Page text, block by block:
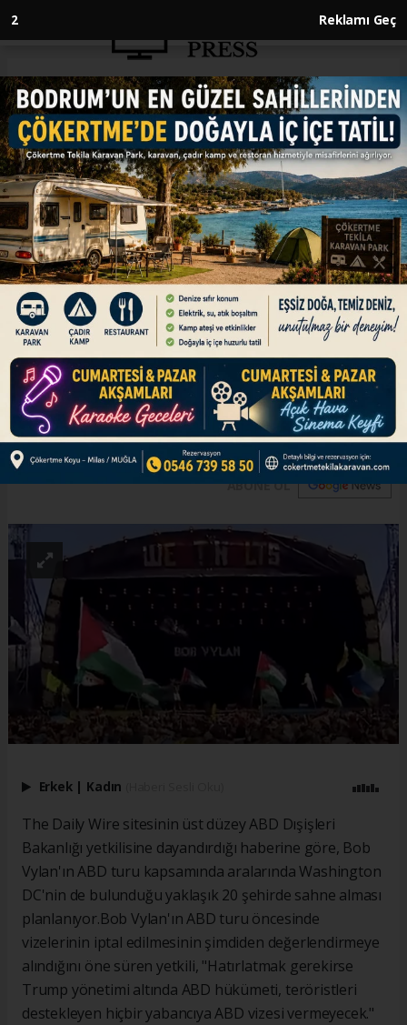
1 Reklamı Geç
Anasayfa DÜNYA
İngiliz punk rap grubu Bob
Vylan'ın ABD'ye girişinin
engellenebileceği iddia edildi
DÜNYA
30.06.2025 - 11:26, Güncelleme: 30.06.2025 - 11:26
İngiltere'de düzenlenen "Glastonbury
Festivali"nde sahne alan İngiliz punk rap grubu
Bob Vylan'ın, performansı sırasında "Özgür
Filistin" ve "İsrail ordusuna ölüm" sloganları
atması nedeniyle ABD'ye girişinin
engellenebileceği ileri sürüldü.
ABONE OL
Erkek | Kadın
The Daily Wire sitesinin üst düzey ABD Dışişleri
Bakanlığı yetkilisine dayandırdığı haberine göre, Bob
Vylan'ın ABD turu kapsamında aralarında Washington
DC'nin de bulunduğu yaklaşık 20 şehirde sahne alması
planlanıyor.Bob Vylan'ın ABD turu öncesinde
vizelerinin iptal edilmesinin şimdiden değerlendirmeye
alındığını öne süren yetkili, "Hatırlatmak gerekirse
Trump yönetimi altında ABD hükümeti, teröristleri
destekleyen hiçbir yabancıya ABD vizesi vermeyecek."